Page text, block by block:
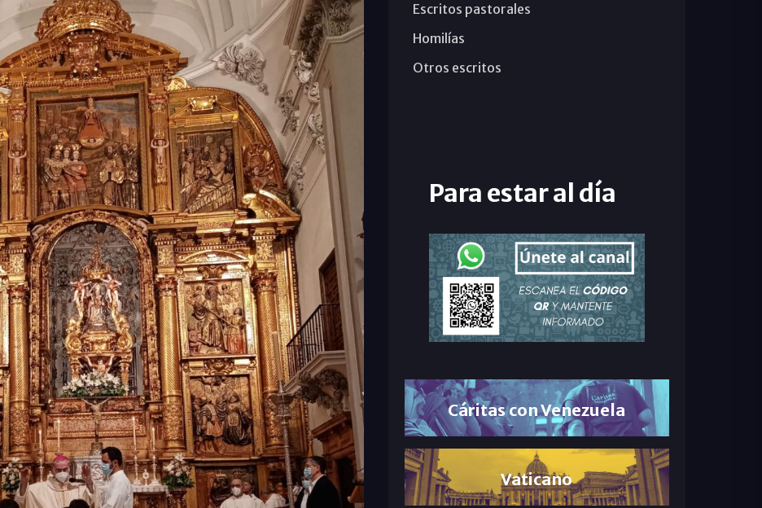
Escritos pastorales
Homilías
Otros escritos
Para estar al día
Cáritas con Venezuela
Vaticano